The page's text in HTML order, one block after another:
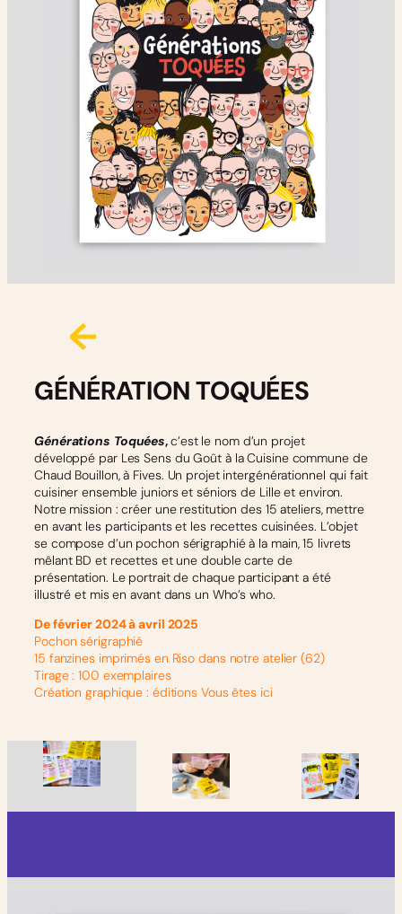
GÉNÉRATION TOQUÉES
Générations Toquées,c’est le nom d’un projet
développé par Les Sens du Goût à la Cuisine commune de
Chaud Bouillon, à Fives. Un projet intergénérationnel qui fait
cuisiner ensemble juniors et séniors de Lille et environ.
Notre mission : créer une restitution des 15 ateliers, mettre
en avant les participants et les recettes cuisinées. L’objet
se compose d’un pochon sérigraphié à la main, 15 livrets
mêlant BD et recettes et une double carte de
présentation. Le portrait de chaque participant a été
illustré et mis en avant dans un Who’s who.
De février 2024 à avril 2025
Pochon sérigraphié
15 fanzines imprimés en Riso dans notre atelier (62)
Tirage : 100 exemplaires
Création graphique : éditions Vous êtes ici